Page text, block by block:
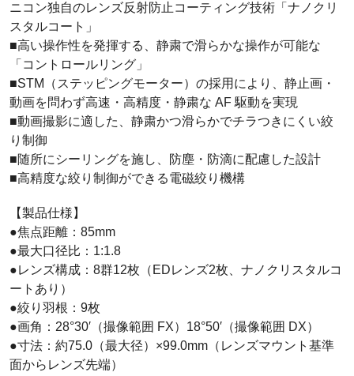
ニコン独自のレンズ反射防止コーティング技術「ナノクリ
スタルコート」
■高い操作性を発揮する、静粛で滑らかな操作が可能な
「コントロールリング」
■STM（ステッピングモーター）の採用により、静止画・
動画を問わず高速・高精度・静粛な AF 駆動を実現
■動画撮影に適した、静粛かつ滑らかでチラつきにくい絞
り制御
■随所にシーリングを施し、防塵・防滴に配慮した設計
■高精度な絞り制御ができる電磁絞り機構
【製品仕様】
●焦点距離：85mm
●最大口径比：1:1.8
●レンズ構成：8群12枚（EDレンズ2枚、ナノクリスタルコ
ートあり）
●絞り羽根：9枚
●画角：28°30′（撮像範囲 FX）18°50′（撮像範囲 DX）
●寸法：約75.0（最大径）×99.0mm（レンズマウント基準
面からレンズ先端）